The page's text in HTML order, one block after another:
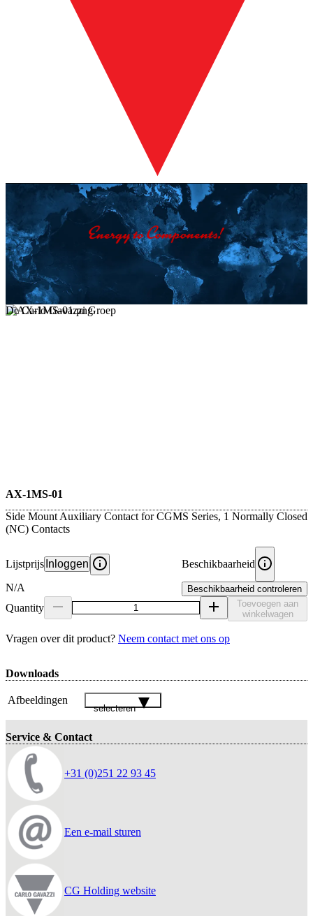
De Carlo Gavazzi Groep
AX-1MS-01
Side Mount Auxiliary Contact for CGMS Series, 1 Normally Closed
(NC) Contacts
Lijstprijs Inloggen
N/A
Beschikbaarheid
Beschikbaarheid controleren
Quantity
Toevoegen aan
winkelwagen
Vragen over dit product? Neem contact met ons op
Downloads
Afbeeldingen
selecteren
Service & Contact
+31 (0)251 22 93 45
Een e-mail sturen
CG Holding website